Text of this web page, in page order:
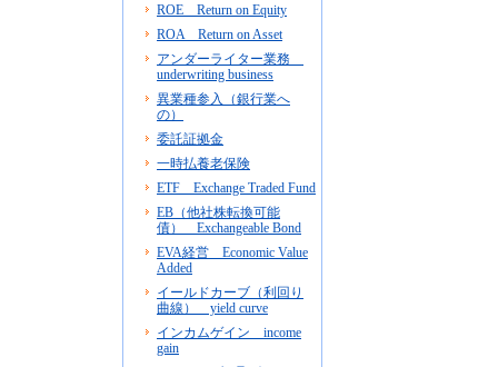
ROE Return on Equity
ROA Return on Asset
アンダーライター業務
underwriting business
異業種参入（銀行業へ
の）
委託証拠金
一時払養老保険
ETF Exchange Traded Fund
EB（他社株転換可能
債） Exchangeable Bond
EVA経営 Economic Value
Added
イールドカーブ（利回り
曲線） yield curve
インカムゲイン income
gain